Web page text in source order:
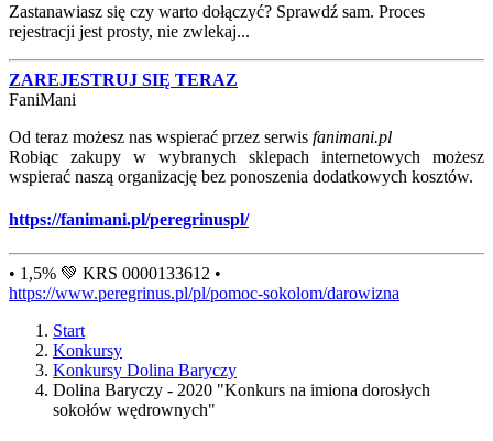
Zastanawiasz się czy warto dołączyć? Sprawdź sam. Proces
rejestracji jest prosty, nie zwlekaj...
ZAREJESTRUJ SIĘ TERAZ
FaniMani
Od teraz możesz nas wspierać przez serwis fanimani.pl
Robiąc zakupy w wybranych sklepach internetowych możesz
wspierać naszą organizację bez ponoszenia dodatkowych kosztów.
https://fanimani.pl/peregrinuspl/
• 1,5% 💚 KRS 0000133612 •
https://www.peregrinus.pl/pl/pomoc-sokolom/darowizna
Start
Konkursy
Konkursy Dolina Baryczy
Dolina Baryczy - 2020 "Konkurs na imiona dorosłych
sokołów wędrownych"